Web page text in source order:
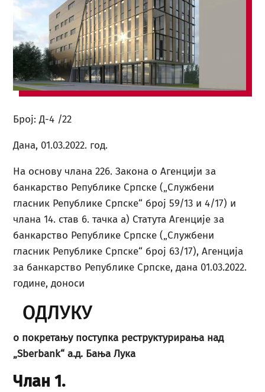
Број: Д-4 /22
Дана, 01.03.2022. год.
На основу члана 226. Закона о Агенцији за
банкарство Републике Српске („Службени
гласник Републике Српске“ број 59/13 и 4/17) и
члана 14. став 6. тачка а) Статута Агенције за
банкарство Републике Српске („Службени
гласник Републике Српске“ број 63/17), Агенција
за банкарство Републике Српске, дана 01.03.2022.
године, доноси
ОДЛУКУ
о покретању поступка реструктурирања над
„Sberbank“ а.д. Бања Лука
Члан 1.